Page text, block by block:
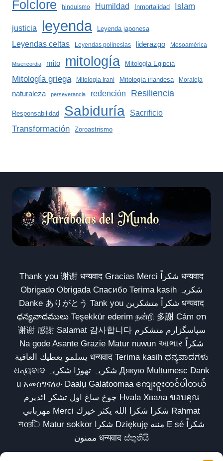
Folclore hinduismo Humildad Inmortalidad Islam
justicia leyenda Leyenda japonesa
Leyendas celtas Leyendas polinesias liderazgo Mesoamérica
Misericordia mito mitología Mitología Egipcia
Mitología griega Mitología Iraní Mitología irlandesa Moraleja
naturaleza perseverancia redención Resiliencia
Responsabilidad Sabiduría Sacrificio
Transformación Zoroastrismo
Thank you 谢谢 धन्यवाद Gracias Merci شكراً धन्यवाद
Obrigado Obrigada Спасибо Terima kasih شکریہ
Danke ありがとう Tank you شكراً متشكرين धन्यवाद
ధన్యవాదములు Teşekkür ederim நன்றி 多謝 Cảm ơn
谢谢 感謝 Salamat 감사합니다 سپاسگزارم متشکرم
Na gode Asante Grazie Matur nuwun આભાર شكراً
يسلمو يعطيك العافية धन्यवाद Terima kasih ಧನ್ಯವಾದಗಳು
ଧନ୍ୟବାଦ شکریہ تھوڑا شکریہ Дякую Mulțumesc Dank
u አመሰግናለሁ Daalụ Galatoomaa ကျေးဇူးတင်ပါတယ်
چوخ ساغ اول تشکر ائدیرم Hvala Хвала ขอบคุณ
مهرباني Merci شكرا شكرا الله يكثر خيرك Rahmat
नന്ദि Matur sokkor شكرا Dziękuję مننه Ẹ ṣé شكراً
ممنون धन्यवाद ස්තුතියි